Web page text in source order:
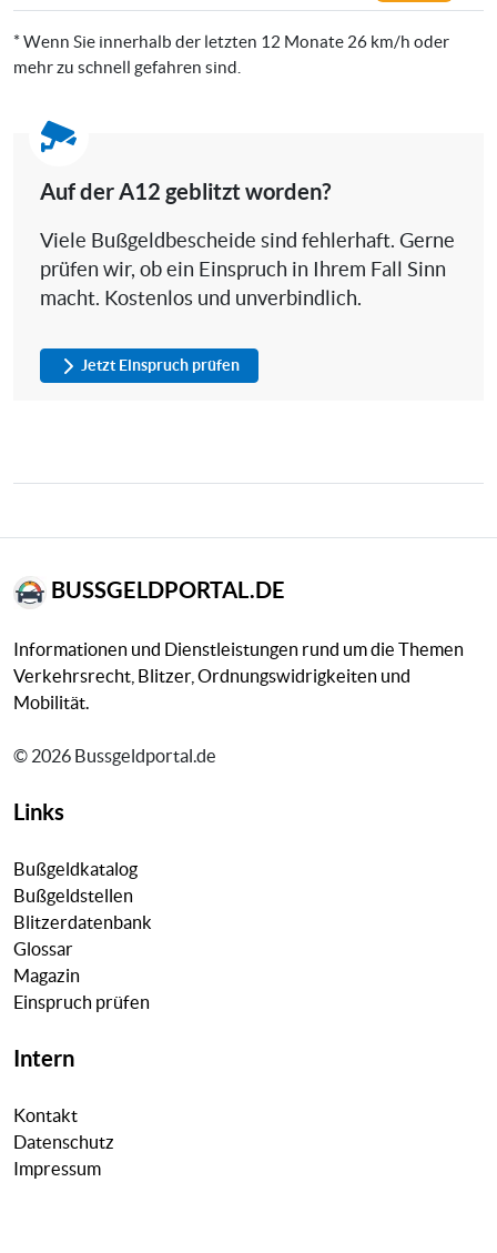
* Wenn Sie innerhalb der letzten 12 Monate 26 km/h oder
mehr zu schnell gefahren sind.
Auf der A12 geblitzt worden?
Viele Bußgeldbescheide sind fehlerhaft. Gerne
prüfen wir, ob ein Einspruch in Ihrem Fall Sinn
macht. Kostenlos und unverbindlich.
Jetzt Einspruch prüfen
BUSSGELDPORTAL.DE
Informationen und Dienstleistungen rund um die Themen
Verkehrsrecht, Blitzer, Ordnungswidrigkeiten und
Mobilität.
© 2026 Bussgeldportal.de
Links
Bußgeldkatalog
Bußgeldstellen
Blitzerdatenbank
Glossar
Magazin
Einspruch prüfen
Intern
Kontakt
Datenschutz
Impressum